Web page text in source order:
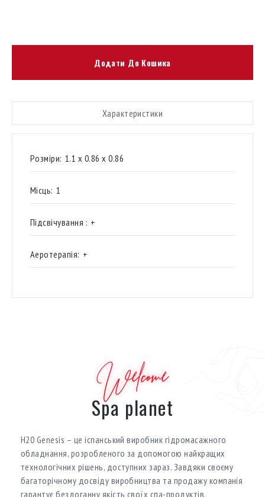
Додати До Кошика
Характеристики
Розміри: 1.1 х 0.86 х 0.86
Місць: 1
​​Підсвічування : +
Аеротерапія: +
Welcome
Spa planet
H20 Genesis – це іспанський виробник гідромасажного
обладнання, розробленого за допомогою найкращих
технологічних рішень, доступних зараз. Завдяки своєму
багаторічному досвіду виробництва та продажу компанія
гарантує бездоганну якість своїх спа-продуктів.